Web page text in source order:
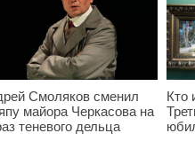
Смоляков сменил
майора Черкасова на
теневого дельца
Кто